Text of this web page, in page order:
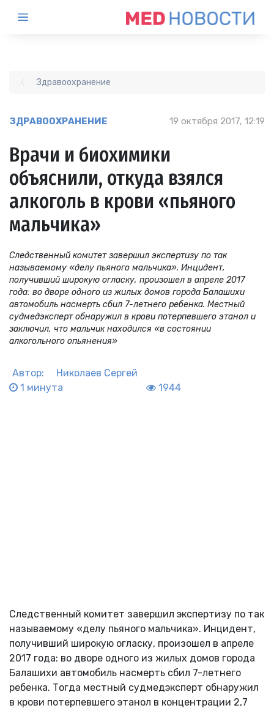
Здравоохранение
ЗДРАВООХРАНЕНИЕ 19 октября 2017, 12:19
Врачи и биохимики
объяснили, откуда взялся
алкоголь в крови «пьяного
мальчика»
Следственный комитет завершил экспертизу по так
называемому «делу пьяного мальчика». Инцидент,
получивший широкую огласку, произошел в апреле 2017
года: во дворе одного из жилых домов города Балашихи
автомобиль насмерть сбил 7-летнего ребенка. Местный
судмедэксперт обнаружил в крови потерпевшего этанол и
заключил, что мальчик находился «в состоянии
алкогольного опьянения»
Автор:
Николаев Сергей
1 минута
1944
Следственный комитет завершил экспертизу по так
называемому «делу пьяного мальчика». Инцидент,
получивший широкую огласку, произошел в апреле
2017 года: во дворе одного из жилых домов города
Балашихи автомобиль насмерть сбил 7-летнего
ребенка. Тогда местный судмедэксперт обнаружил
в крови потерпевшего этанол в концентрации 2,7